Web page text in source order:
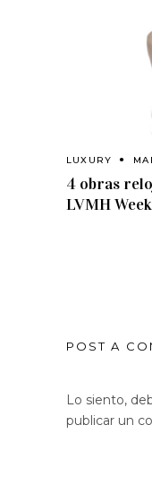
LUXURY
4 obras
LVMH Week
POST A
Lo siento,
publicar un